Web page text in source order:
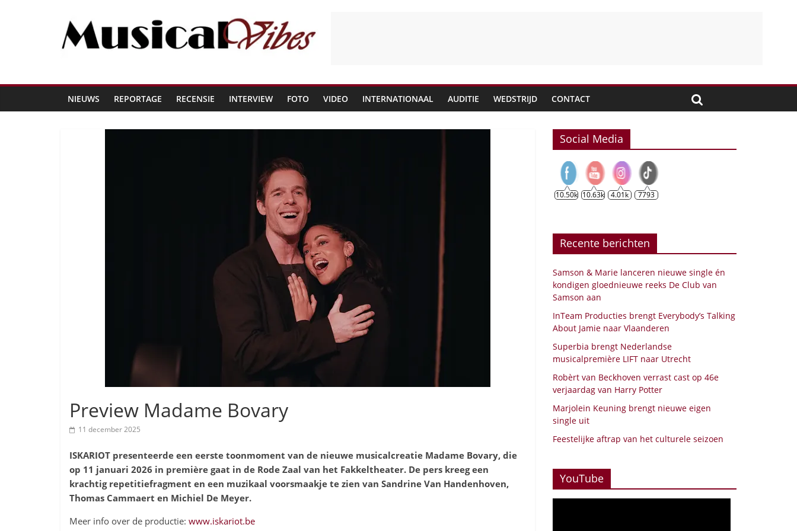
NIEUWS REPORTAGE RECENSIE INTERVIEW FOTO VIDEO INTERNATIONAAL AUDITIE WEDSTRIJD CONTACT
Preview Madame Bovary
11 december 2025
ISKARIOT presenteerde een eerste toonmoment van de nieuwe musicalcreatie Madame Bovary, die
op 11 januari 2026 in première gaat in de Rode Zaal van het Fakkeltheater. De pers kreeg een
krachtig repetitiefragment en een muzikaal voorsmaakje te zien van Sandrine Van Handenhoven,
Thomas Cammaert en Michiel De Meyer.
Meer info over de productie: www.iskariot.be
Social Media
10.50k 10.63k 4.01k 7793
Recente berichten
Samson & Marie lanceren nieuwe single én
kondigen gloednieuwe reeks De Club van
Samson aan
InTeam Producties brengt Everybody’s Talking
About Jamie naar Vlaanderen
Superbia brengt Nederlandse
musicalpremière LIFT naar Utrecht
Robèrt van Beckhoven verrast cast op 46e
verjaardag van Harry Potter
Marjolein Keuning brengt nieuwe eigen
single uit
Feestelijke aftrap van het culturele seizoen
YouTube